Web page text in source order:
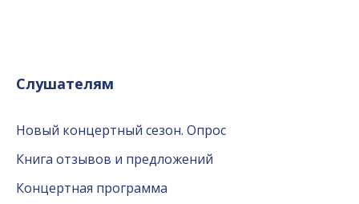
Слушателям
Новый концертный сезон. Опрос
Книга отзывов и предложений
Концертная программа